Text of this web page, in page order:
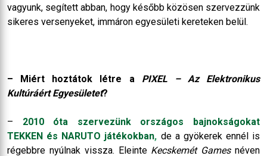
vagyunk, segített abban, hogy később közösen szervezzünk
sikeres versenyeket, immáron egyesületi kereteken belül.
– Miért hoztátok létre a PIXEL – Az Elektronikus
Kultúráért Egyesületet?
– 2010 óta szervezünk országos bajnokságokat
TEKKEN és NARUTO játékokban, de a gyökerek ennél is
régebbre nyúlnak vissza. Eleinte Kecskemét Gamesnéven